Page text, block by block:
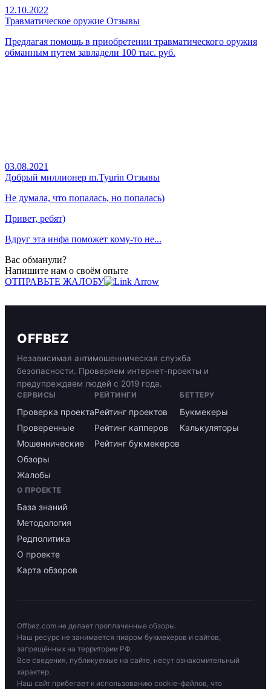
12.10.2022
Травматическое оружие Отзывы
Предлагая помощь в приобретении травматического оружия
обманным путем завладели 100 тыс. руб.
03.08.2021
Добрый миллионер m.Tyurin Отзывы
Не думала, что попалась, но попалась)
Привет, ребят)
Вдруг эта инфа поможет кому-то не...
Вас обманули?
Напишите нам о своём опыте
ОТПРАВЬТЕ ЖАЛОБУ
OFFBEZ
Независимая антимошенническая служба
безопасности. Проверяем интернет-проекты и
предупреждаем людей с 2019 года.
СЕРВИСЫ
Проверка проекта
Проверенные
Мошеннические
Обзоры
Жалобы
РЕЙТИНГИ
Рейтинг проектов
Рейтинг капперов
Рейтинг букмекеров
БЕТТЕРУ
Букмекеры
Калькуляторы
О ПРОЕКТЕ
База знаний
Методология
Редполитика
О проекте
Карта обзоров
Offbez.com не делает проплаченные обзоры.
Наш ресурс не занимается пиаром букмекеров и сайтов,
запрещённых на территории РФ.
Все сведения, публикуемые на сайте, несут ознакомительный
характер.
Наш сайт прибегает к использованию cookie-файлов, что